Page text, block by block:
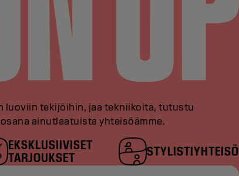
luoviin tekijöihin, jaa tekniikoita, tutustu
ainutlaatuista yhteisöämme.
EKSKLUSIIVISET
TARJOUKSET
STYLISTIYHTEISÖ